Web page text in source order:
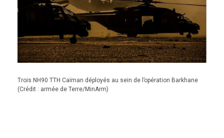
Trois NH90 TTH Caïman déployés au sein de l’opération Barkhane
(Crédit : armée de Terre/MinArm)